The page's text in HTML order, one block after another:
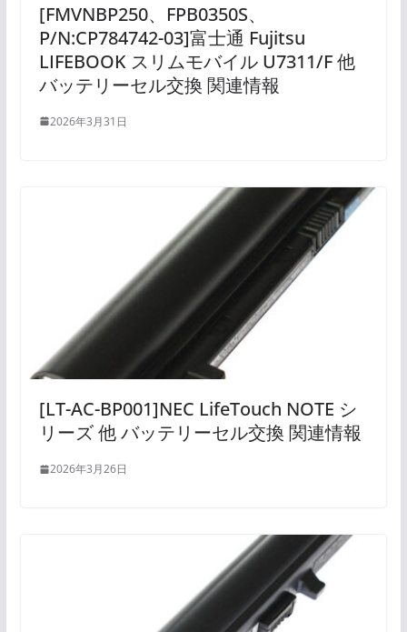
[FMVNBP250、FPB0350S、
P/N:CP784742-03]富士通 Fujitsu
LIFEBOOK スリムモバイル U7311/F 他
バッテリーセル交換 関連情報
2026年3月31日
[LT-AC-BP001]NEC LifeTouch NOTE シ
リーズ 他 バッテリーセル交換 関連情報
2026年3月26日